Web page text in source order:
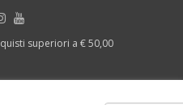
superiori a € 50,00